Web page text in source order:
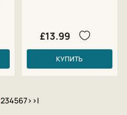
£13.99
КУПИТЬ
234567> >|